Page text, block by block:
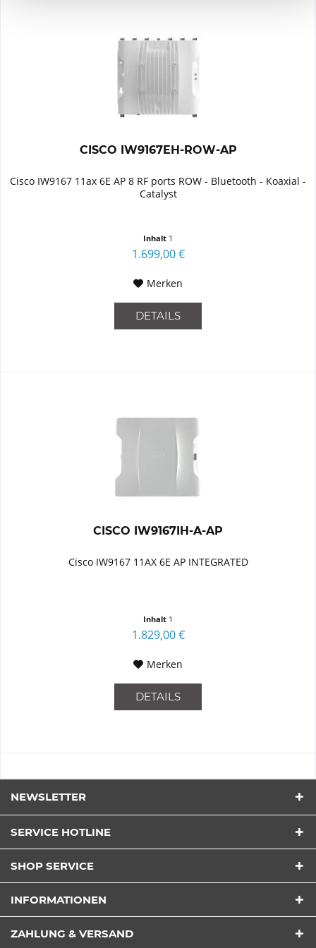
CISCO IW9167EH-ROW-AP
Cisco IW9167 11ax 6E AP 8 RF ports ROW - Bluetooth - Koaxial -
Catalyst
Inhalt 1
1.699,00 €
Merken
DETAILS
CISCO IW9167IH-A-AP
Cisco IW9167 11AX 6E AP INTEGRATED
Inhalt 1
1.829,00 €
Merken
DETAILS
NEWSLETTER
SERVICE HOTLINE
SHOP SERVICE
INFORMATIONEN
ZAHLUNG & VERSAND